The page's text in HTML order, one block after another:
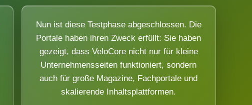
Nun ist diese Testphase abgeschlossen. Die
Portale haben ihren Zweck erfüllt: Sie haben
gezeigt, dass VeloCore nicht nur für kleine
Unternehmensseiten funktioniert, sondern
auch für große Magazine, Fachportale und
skalierende Inhaltsplattformen.